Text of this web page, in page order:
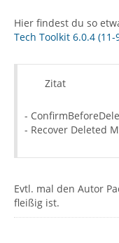
Hier findest du so
Tech Toolkit 6.0.4 (11-
Zitat
-
- Recover Deleted
Evtl. mal den Autor
fleißig ist.